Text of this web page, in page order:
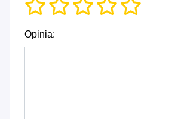
Opinia: